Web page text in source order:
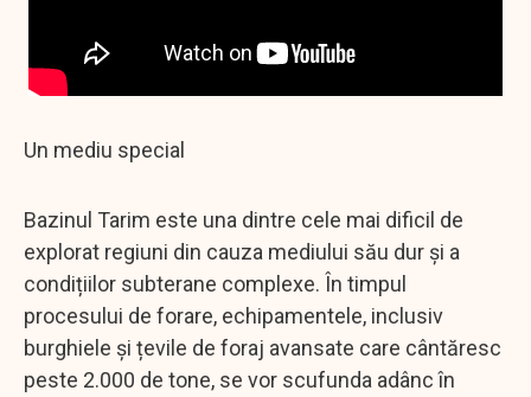
Un mediu special
Bazinul Tarim este una dintre cele mai dificil de
explorat regiuni din cauza mediului său dur și a
condițiilor subterane complexe. În timpul
procesului de forare, echipamentele, inclusiv
burghiele și țevile de foraj avansate care cântăresc
peste 2.000 de tone, se vor scufunda adânc în